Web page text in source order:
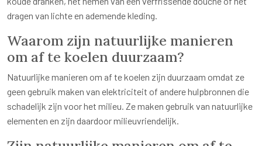
dragen van lichte en ademende kleding.
Waarom zijn natuurlijke manieren
om af te koelen duurzaam?
Natuurlijke manieren om af te koelen zijn duurzaam omdat ze
geen gebruik maken van elektriciteit of andere hulpbronnen die
schadelijk zijn voor het milieu. Ze maken gebruik van natuurlijke
elementen en zijn daardoor milieuvriendelijk.